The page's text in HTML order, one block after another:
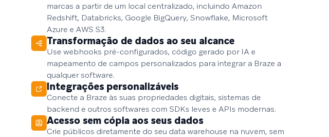
marcas a partir de um local centralizado, incluindo Amazon
Redshift, Databricks, Google BigQuery, Snowflake, Microsoft
Azure e AWS S3.
Transformação de dados ao seu alcance
Use webhooks pré-configurados, código gerado por IA e
mapeamento de campos personalizados para integrar a Braze a
qualquer software.
Integrações personalizáveis
Conecte a Braze às suas propriedades digitais, sistemas de
backend e outros softwares com SDKs leves e APIs modernas.
Acesso sem cópia aos seus dados
Crie públicos diretamente do seu data warehouse na nuvem, sem